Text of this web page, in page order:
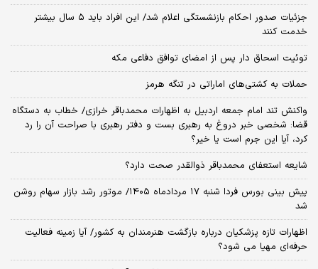
جزئیات صدور احکام بازنشستگی اعلام شد/ این افراد باید ۵ سال بیشتر
خدمت کنند
توئیت اسحاق دار پس از امضای توافق دفاعی مکه
حملات به کشتی‌های اماراتی در تنگه هرمز
واکنش تند امام جمعه اردبیل به اظهارات محمدباقر خرازی/ خطاب به دستگاه
قضا: شخصی خبر دروغ به رهبری بست و دفتر رهبری با صراحت آن را رد
کرد، آیا این جرم است یا خیر؟
شایعه استعفای محمدباقر ذوالقدر صحت دارد؟
پیش بینی بورس فردا شنبه ۱۷ مردادماه ۱۴۰۵/ موتور رشد بازار سهام روشن
شد
اظهارات تازه پزشکیان درباره بازگشت هنرمندان به کشور/ آیا زمینه فعالیت
حرفه‌ای مهیا می شود؟